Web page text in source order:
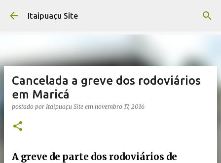
Pular para o conteúdo principal
Itaipuaçu Site
Cancelada a greve dos rodoviários
em Maricá
postado por Itaipuaçu Site em novembro 17, 2016
A greve de parte dos rodoviários de